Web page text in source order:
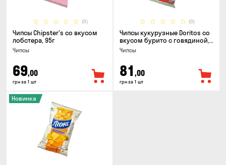
(0)
Чипсы Chipster's со вкусом
лобстера, 95г
Чипсы
69,00
грн за 1 шт
(0)
Чипсы кукурузные Doritos со
вкусом бурито с говядиной,
90г
Чипсы
81 ,00
грн за 1 шт
Новинка